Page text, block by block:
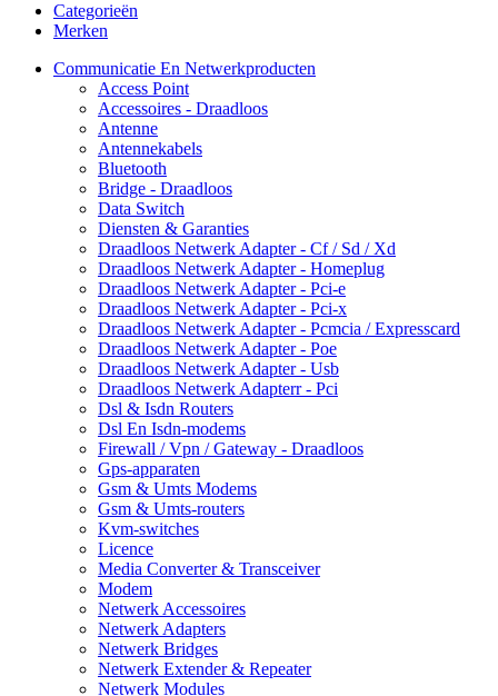
Categorieën
Merken
Communicatie En Netwerkproducten
Access Point
Accessoires - Draadloos
Antenne
Antennekabels
Bluetooth
Bridge - Draadloos
Data Switch
Diensten & Garanties
Draadloos Netwerk Adapter - Cf / Sd / Xd
Draadloos Netwerk Adapter - Homeplug
Draadloos Netwerk Adapter - Pci-e
Draadloos Netwerk Adapter - Pci-x
Draadloos Netwerk Adapter - Pcmcia / Expresscard
Draadloos Netwerk Adapter - Poe
Draadloos Netwerk Adapter - Usb
Draadloos Netwerk Adapterr - Pci
Dsl & Isdn Routers
Dsl En Isdn-modems
Firewall / Vpn / Gateway - Draadloos
Gps-apparaten
Gsm & Umts Modems
Gsm & Umts-routers
Kvm-switches
Licence
Media Converter & Transceiver
Modem
Netwerk Accessoires
Netwerk Adapters
Netwerk Bridges
Netwerk Extender & Repeater
Netwerk Modules